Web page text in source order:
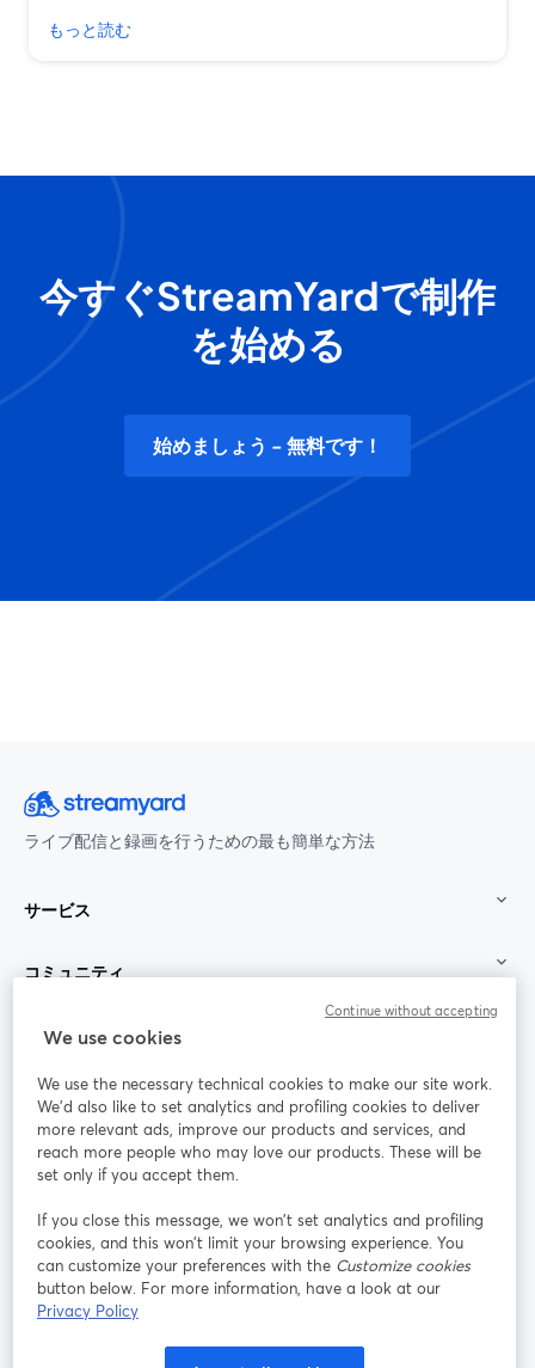
もっと読む
今すぐStreamYardで制作
を始める
始めましょう - 無料です！
ライブ配信と録画を行うための最も簡単な方法
サービス
コミュニティ
StreamYard：
参加する
ライ
ンセ
ミナ
ー
Facebook
新しいタブで開く(Twitter)
YouTube
Instagram
新しいタブで開く
LinkedIn
新しいタブで開く
We use cookies
We use the necessary technical cookies to make our site work.
We'd also like to set analytics and profiling cookies to deliver
more relevant ads, improve our products and services, and
reach more people who may love our products. These will be
set only if you accept them.
If you close this message, we won’t set analytics and profiling
cookies, and this won’t limit your browsing experience. You
can customize your preferences with the Customize cookies
button below. For more information, have a look at our
Privacy Policy
Continue without accepting